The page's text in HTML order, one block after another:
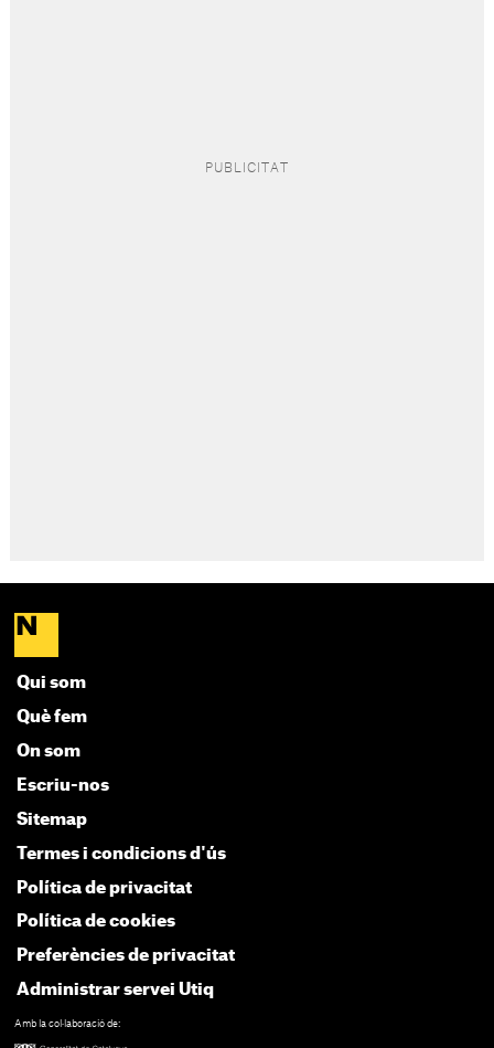
Qui som
Què fem
On som
Escriu-nos
Sitemap
Termes i condicions d'ús
Política de privacitat
Política de cookies
Preferències de privacitat
Administrar servei Utiq
Amb la col·laboració de: